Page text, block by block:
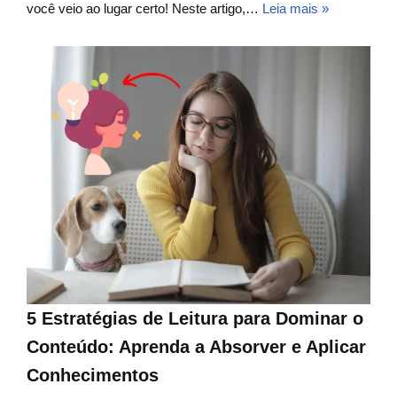
você veio ao lugar certo! Neste artigo,… Leia mais »
5 Estratégias de Leitura para Dominar o
Conteúdo: Aprenda a Absorver e Aplicar
Conhecimentos